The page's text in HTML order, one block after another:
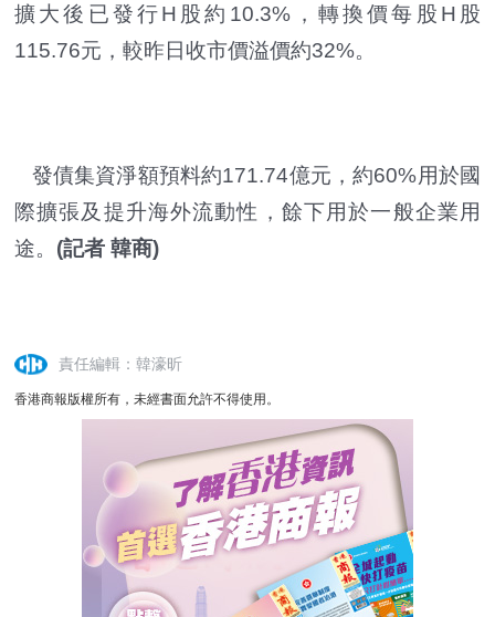
擴大後已發行H股約10.3%，轉換價每股H股
115.76元，較昨日收市價溢價約32%。
發債集資淨額預料約171.74億元，約60%用於國
際擴張及提升海外流動性，餘下用於一般企業用
途。 (記者 韓商)
責任編輯：韓濠昕
香港商報版權所有，未經書面允許不得使用。